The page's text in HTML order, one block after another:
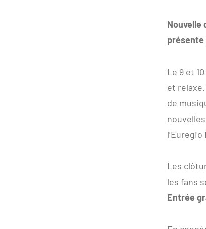
Nouvelle
présente
Le 9 et
et
de
Les
les fans
Entrée